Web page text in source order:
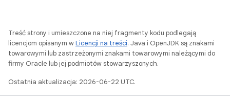
Treść strony i umieszczone na niej fragmenty kodu podlegają
licencjom opisanym wLicencji na treści. Java i OpenJDK są znakami
towarowymi lub zastrzeżonymi znakami towarowymi należącymi do
firmy Oracle lub jej podmiotów stowarzyszonych.
Ostatnia aktualizacja: 2026-06-22 UTC.